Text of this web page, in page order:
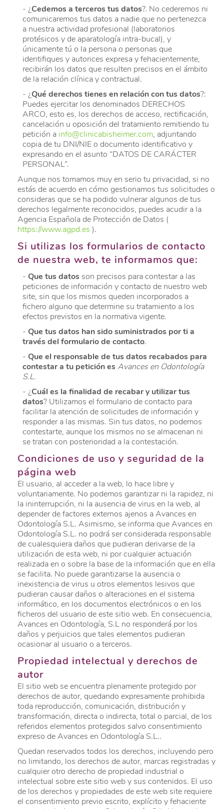
- ¿Cedemos a terceros tus datos?. No cederemos ni
comunicaremos tus datos a nadie que no pertenezca
a nuestra actividad profesional (laboratorios
protésicos y de aparatología intra-bucal), y
únicamente tú o la persona o personas que
identifiques y autorices expresa y fehacientemente,
recibirán los datos que resulten precisos en el ámbito
de la relación clínica y contractual.
- ¿Qué derechos tienes en relación con tus datos?:
Puedes ejercitar los denominados DERECHOS
ARCO, esto es, los derechos de acceso, rectificación,
cancelación u oposición del tratamiento remitiendo tu
petición a info@clinicabisheimer.com, adjuntando
copia de tu DNI/NIE o documento identificativo y
expresando en el asunto “DATOS DE CARÁCTER
PERSONAL”.
Aunque nos tomamos muy en serio tu privacidad, si no
estás de acuerdo en cómo gestionamos tus solicitudes o
consideras que se ha podido vulnerar algunos de tus
derechos legalmente reconocidos, puedes acudir a la
Agencia Española de Protección de Datos (
https://www.agpd.es ).
Si utilizas los formularios de contacto
de nuestra web, te informamos que:
- Que tus datos son precisos para contestar a las
peticiones de información y contacto de nuestro web
site, sin que los mismos queden incorporados a
fichero alguno que determine su tratamiento a los
efectos previstos en la normativa vigente.
- Que tus datos han sido suministrados por ti a
través del formulario de contacto.
- Que el responsable de tus datos recabados para
contestar a tu petición esAvances en Odontología
S.L.
- ¿Cuál es la finalidad de recabar y utilizar tus
datos? Utilizamos el formulario de contacto para
facilitar la atención de solicitudes de información y
responder a las mismas. Sin tus datos, no podemos
contestarte, aunque los mismos no se almacenan ni
se tratan con posterioridad a la contestación.
Condiciones de uso y seguridad de la
página web
El usuario, al acceder a la web, lo hace libre y
voluntariamente. No podemos garantizar ni la rapidez, ni
la ininterrupción, ni la ausencia de virus en la web, al
depender de factores externos ajenos a Avances en
Odontología S.L. Asimismo, se informa que Avances en
Odontología S.L. no podrá ser considerada responsable
de cualesquiera daños que pudieran derivarse de la
utilización de esta web, ni por cualquier actuación
realizada en o sobre la base de la información que en ella
se facilita. No puede garantizarse la ausencia o
inexistencia de virus u otros elementos lesivos que
pudieran causar daños o alteraciones en el sistema
informático, en los documentos electrónicos o en los
ficheros del usuario de este sitio web. En consecuencia,
Avances en Odontología, S.L no responderá por los
daños y perjuicios que tales elementos pudieran
ocasionar al usuario o a terceros.
Propiedad intelectual y derechos de
autor
El sitio web se encuentra plenamente protegido por
derechos de autor, quedando expresamente prohibida
toda reproducción, comunicación, distribución y
transformación, directa o indirecta, total o parcial, de los
referidos elementos protegidos salvo consentimiento
expreso de Avances en Odontología S.L..
Quedan reservados todos los derechos, incluyendo pero
no limitando, los derechos de autor, marcas registradas y
cualquier otro derecho de propiedad industrial o
intelectual sobre este sitio web y sus contenidos. El uso
de los derechos y propiedades de este web site requiere
el consentimiento previo escrito, explícito y fehaciente